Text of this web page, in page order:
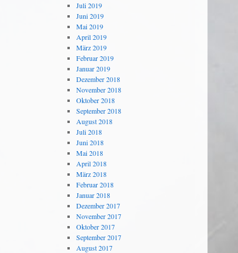
Juli 2019
Juni 2019
Mai 2019
April 2019
März 2019
Februar 2019
Januar 2019
Dezember 2018
November 2018
Oktober 2018
September 2018
August 2018
Juli 2018
Juni 2018
Mai 2018
April 2018
März 2018
Februar 2018
Januar 2018
Dezember 2017
November 2017
Oktober 2017
September 2017
August 2017